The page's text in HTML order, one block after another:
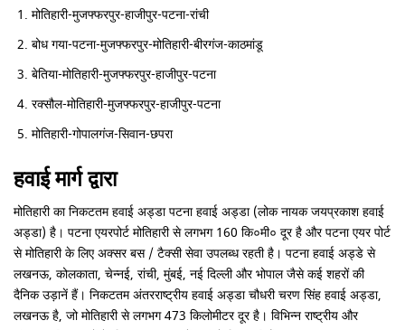
मोतिहारी-मुजफ्फरपुर-हाजीपुर-पटना-रांची
बोध गया-पटना-मुजफ्फरपुर-मोतिहारी-बीरगंज-काठमांडू
बेतिया-मोतिहारी-मुजफ्फरपुर-हाजीपुर-पटना
रक्सौल-मोतिहारी-मुजफ्फरपुर-हाजीपुर-पटना
मोतिहारी-गोपालगंज-सिवान-छपरा
हवाई मार्ग द्वारा
मोतिहारी का निकटतम हवाई अड्डा पटना हवाई अड्डा (लोक नायक जयप्रकाश हवाई
अड्डा) है। पटना एयरपोर्ट मोतिहारी से लगभग 160 कि०मी० दूर है और पटना एयर पोर्ट
से मोतिहारी के लिए अक्सर बस / टैक्सी सेवा उपलब्ध रहती है। पटना हवाई अड्डे से
लखनऊ, कोलकाता, चेन्नई, रांची, मुंबई, नई दिल्ली और भोपाल जैसे कई शहरों की
दैनिक उड़ानें हैं। निकटतम अंतरराष्ट्रीय हवाई अड्डा चौधरी चरण सिंह हवाई अड्डा,
लखनऊ है, जो मोतिहारी से लगभग 473 किलोमीटर दूर है। विभिन्न राष्ट्रीय और